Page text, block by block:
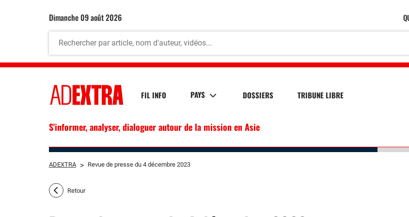
dimanche 09 août 2026
FIL INFO PAYS DOSSIERS TRIBUNE LIBRE
S'informer, analyser, dialoguer autour de la mission en Asie
ADEXTRA > Revue de presse du 4 décembre 2023
Retour